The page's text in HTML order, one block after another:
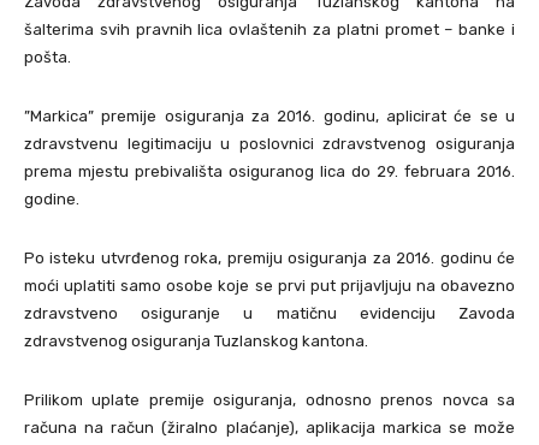
šalterima svih pravnih lica ovlaštenih za platni promet – banke i
pošta.
”Markica” premije osiguranja za 2016. godinu, aplicirat će se u
zdravstvenu legitimaciju u poslovnici zdravstvenog osiguranja
prema mjestu prebivališta osiguranog lica do 29. februara 2016.
godine.
Po isteku utvrđenog roka, premiju osiguranja za 2016. godinu će
moći uplatiti samo osobe koje se prvi put prijavljuju na obavezno
zdravstveno osiguranje u matičnu evidenciju Zavoda
zdravstvenog osiguranja Tuzlanskog kantona.
Prilikom uplate premije osiguranja, odnosno prenos novca sa
računa na račun (žiralno plaćanje), aplikacija markica se može